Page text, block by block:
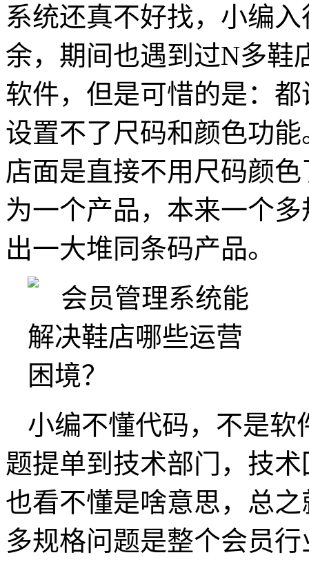
系统还真不好找，小编
余，期间也遇到过N多鞋
软件，但是可惜的是：
设置不了尺码和颜色功
店面是直接不用尺码颜
为一个产品，本来一个
出一大堆同条码产品。
小编不懂代码，不是软
题提单到技术部门，技
也看不懂是啥意思，总
多规格问题是整个会员